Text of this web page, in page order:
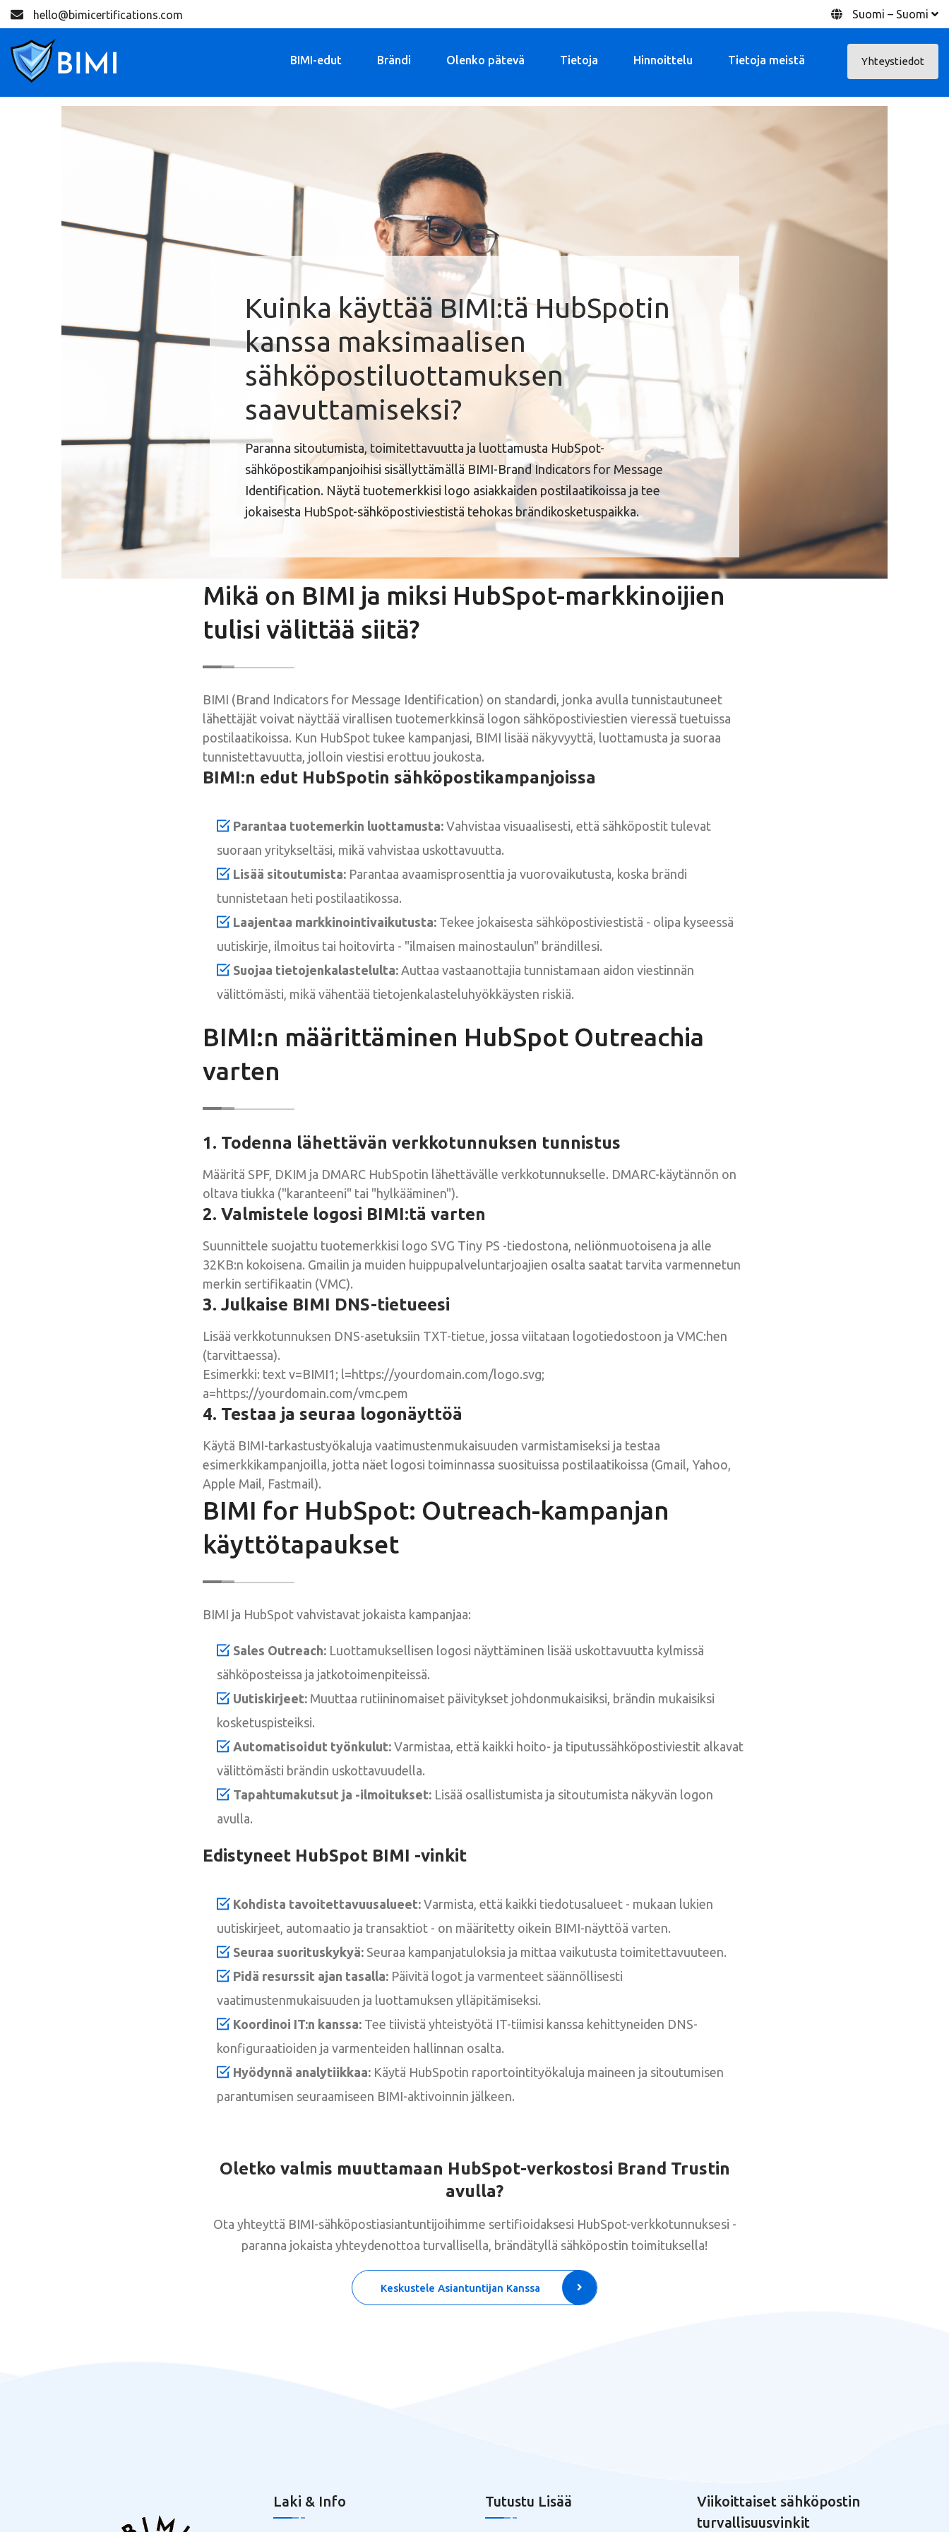
hello@bimicertifications.com Suomi – Suomi
BIMI-edut Brändi Olenko pätevä Tietoja Hinnoittelu Tietoja meistä Yhteystiedot
Kuinka käyttää BIMI:tä HubSpotin
kanssa maksimaalisen
sähköpostiluottamuksen
saavuttamiseksi?
Paranna sitoutumista, toimitettavuutta ja luottamusta HubSpot-
sähköpostikampanjoihisi sisällyttämällä BIMI-Brand Indicators for Message
Identification. Näytä tuotemerkkisi logo asiakkaiden postilaatikoissa ja tee
jokaisesta HubSpot-sähköpostiviestistä tehokas brändikosketuspaikka.
Mikä on BIMI ja miksi HubSpot-markkinoijien
tulisi välittää siitä?
BIMI (Brand Indicators for Message Identification) on standardi, jonka avulla tunnistautuneet
lähettäjät voivat näyttää virallisen tuotemerkkinsä logon sähköpostiviestien vieressä tuetuissa
postilaatikoissa. Kun HubSpot tukee kampanjasi, BIMI lisää näkyvyyttä, luottamusta ja suoraa
tunnistettavuutta, jolloin viestisi erottuu joukosta.
BIMI:n edut HubSpotin sähköpostikampanjoissa
Parantaa tuotemerkin luottamusta: Vahvistaa visuaalisesti, että sähköpostit tulevat
suoraan yritykseltäsi, mikä vahvistaa uskottavuutta.
Lisää sitoutumista: Parantaa avaamisprosenttia ja vuorovaikutusta, koska brändi
tunnistetaan heti postilaatikossa.
Laajentaa markkinointivaikutusta: Tekee jokaisesta sähköpostiviestistä - olipa kyseessä
uutiskirje, ilmoitus tai hoitovirta - "ilmaisen mainostaulun" brändillesi.
Suojaa tietojenkalastelulta: Auttaa vastaanottajia tunnistamaan aidon viestinnän
välittömästi, mikä vähentää tietojenkalasteluhyökkäysten riskiä.
BIMI:n määrittäminen HubSpot Outreachia
varten
1. Todenna lähettävän verkkotunnuksen tunnistus
Määritä SPF, DKIM ja DMARC HubSpotin lähettävälle verkkotunnukselle. DMARC-käytännön on
oltava tiukka ("karanteeni" tai "hylkääminen").
2. Valmistele logosi BIMI:tä varten
Suunnittele suojattu tuotemerkkisi logo SVG Tiny PS -tiedostona, neliönmuotoisena ja alle
32KB:n kokoisena. Gmailin ja muiden huippupalveluntarjoajien osalta saatat tarvita varmennetun
merkin sertifikaatin (VMC).
3. Julkaise BIMI DNS-tietueesi
Lisää verkkotunnuksen DNS-asetuksiin TXT-tietue, jossa viitataan logotiedostoon ja VMC:hen
(tarvittaessa).
Esimerkki: text v=BIMI1; l=https://yourdomain.com/logo.svg;
a=https://yourdomain.com/vmc.pem
4. Testaa ja seuraa logonäyttöä
Käytä BIMI-tarkastustyökaluja vaatimustenmukaisuuden varmistamiseksi ja testaa
esimerkkikampanjoilla, jotta näet logosi toiminnassa suosituissa postilaatikoissa (Gmail, Yahoo,
Apple Mail, Fastmail).
BIMI for HubSpot: Outreach-kampanjan
käyttötapaukset
BIMI ja HubSpot vahvistavat jokaista kampanjaa:
Sales Outreach: Luottamuksellisen logosi näyttäminen lisää uskottavuutta kylmissä
sähköposteissa ja jatkotoimenpiteissä.
Uutiskirjeet: Muuttaa rutiininomaiset päivitykset johdonmukaisiksi, brändin mukaisiksi
kosketuspisteiksi.
Automatisoidut työnkulut: Varmistaa, että kaikki hoito- ja tiputussähköpostiviestit alkavat
välittömästi brändin uskottavuudella.
Tapahtumakutsut ja -ilmoitukset: Lisää osallistumista ja sitoutumista näkyvän logon
avulla.
Edistyneet HubSpot BIMI -vinkit
Kohdista tavoitettavuusalueet: Varmista, että kaikki tiedotusalueet - mukaan lukien
uutiskirjeet, automaatio ja transaktiot - on määritetty oikein BIMI-näyttöä varten.
Seuraa suorituskykyä: Seuraa kampanjatuloksia ja mittaa vaikutusta toimitettavuuteen.
Pidä resurssit ajan tasalla: Päivitä logot ja varmenteet säännöllisesti
vaatimustenmukaisuuden ja luottamuksen ylläpitämiseksi.
Koordinoi IT:n kanssa: Tee tiivistä yhteistyötä IT-tiimisi kanssa kehittyneiden DNS-
konfiguraatioiden ja varmenteiden hallinnan osalta.
Hyödynnä analytiikkaa: Käytä HubSpotin raportointityökaluja maineen ja sitoutumisen
parantumisen seuraamiseen BIMI-aktivoinnin jälkeen.
Oletko valmis muuttamaan HubSpot-verkostosi Brand Trustin
avulla?
Ota yhteyttä BIMI-sähköpostiasiantuntijoihimme sertifioidaksesi HubSpot-verkkotunnuksesi -
paranna jokaista yhteydenottoa turvallisella, brändätyllä sähköpostin toimituksella!
Keskustele Asiantuntijan Kanssa
Laki & Info Tutustu Lisää
Viikoittaiset sähköpostin
turvallisuusvinkit